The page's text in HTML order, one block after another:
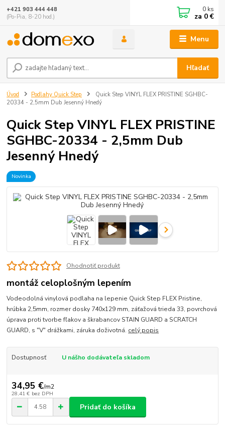
Menu
Hľadať
+421 903 444 448
(Po-Pia, 8-20 hod.)
0 ks
za 0 €
Úvod Podlahy Quick Step
Quick Step VINYL FLEX PRISTINE SGHBC-
20334 - 2,5mm Dub Jesenný Hnedý
Quick Step VINYL FLEX PRISTINE
SGHBC-20334 - 2,5mm Dub
Jesenný Hnedý
Novinka
Ohodnotiť produkt
montáž celoplošným lepením
Vodeodolná vinylová podlaha na lepenie Quick Step FLEX Pristine,
hrúbka 2,5mm, rozmer dosky 740x129 mm, záťažová trieda 33, povrchová
úprava proti tvorbe fľakov a škrabancov STAIN GUARD a SCRATCH
GUARD, s "V" drážkami, záruka doživotná. celý popis
Dostupnosť U nášho dodávateľa skladom
34,95 €/m2
28,41 € bez DPH
Pridať do košíka